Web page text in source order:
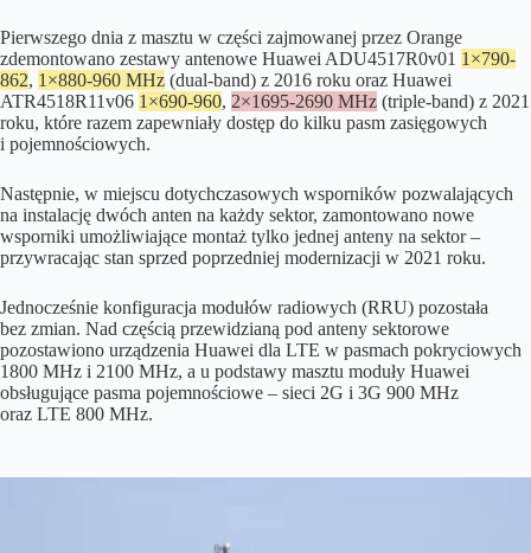
Pierwszego dnia z masztu w części zajmowanej przez Orange
zdemontowano zestawy antenowe Huawei ADU4517R0v01 1×790-
862, 1×880-960 MHz (dual-band) z 2016 roku oraz Huawei
ATR4518R11v06 1×690-960, 2×1695-2690 MHz (triple-band) z 2021
roku, które razem zapewniały dostęp do kilku pasm zasięgowych
i pojemnościowych.
Następnie, w miejscu dotychczasowych wsporników pozwalających
na instalację dwóch anten na każdy sektor, zamontowano nowe
wsporniki umożliwiające montaż tylko jednej anteny na sektor –
przywracając stan sprzed poprzedniej modernizacji w 2021 roku.
Jednocześnie konfiguracja modułów radiowych (RRU) pozostała
bez zmian. Nad częścią przewidzianą pod anteny sektorowe
pozostawiono urządzenia Huawei dla LTE w pasmach pokryciowych
1800 MHz i 2100 MHz, a u podstawy masztu moduły Huawei
obsługujące pasma pojemnościowe – sieci 2G i 3G 900 MHz
oraz LTE 800 MHz.